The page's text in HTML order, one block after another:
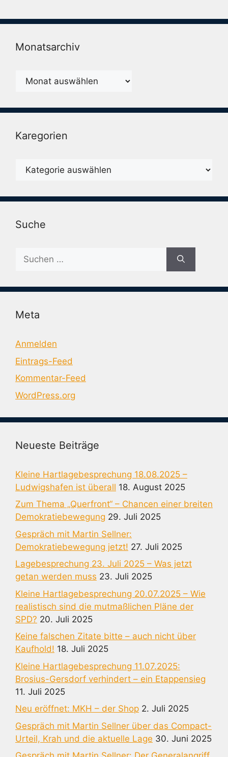
Monatsarchiv
Monatsarchiv
Karegorien
Karegorien
Suche
Suche
nach:
Meta
Anmelden
Eintrags-Feed
Kommentar-Feed
WordPress.org
Neueste Beiträge
Kleine Hartlagebesprechung 18.08.2025 –
Ludwigshafen ist überall 18. August 2025
Zum Thema „Querfront“ – Chancen einer breiten
Demokratiebewegung 29. Juli 2025
Gespräch mit Martin Sellner:
Demokratiebewegung jetzt! 27. Juli 2025
Lagebesprechung 23. Juli 2025 – Was jetzt
getan werden muss 23. Juli 2025
Kleine Hartlagebesprechung 20.07.2025 – Wie
realistisch sind die mutmaßlichen Pläne der
SPD? 20. Juli 2025
Keine falschen Zitate bitte – auch nicht über
Kaufhold! 18. Juli 2025
Kleine Hartlagebesprechung 11.07.2025:
Brosius-Gersdorf verhindert – ein Etappensieg
11. Juli 2025
Neu eröffnet: MKH – der Shop 2. Juli 2025
Gespräch mit Martin Sellner über das Compact-
Urteil, Krah und die aktuelle Lage 30. Juni 2025